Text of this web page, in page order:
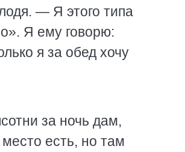
— Я этого типа
Я ему говорю:
я за обед хочу
за ночь дам,
есть, но там